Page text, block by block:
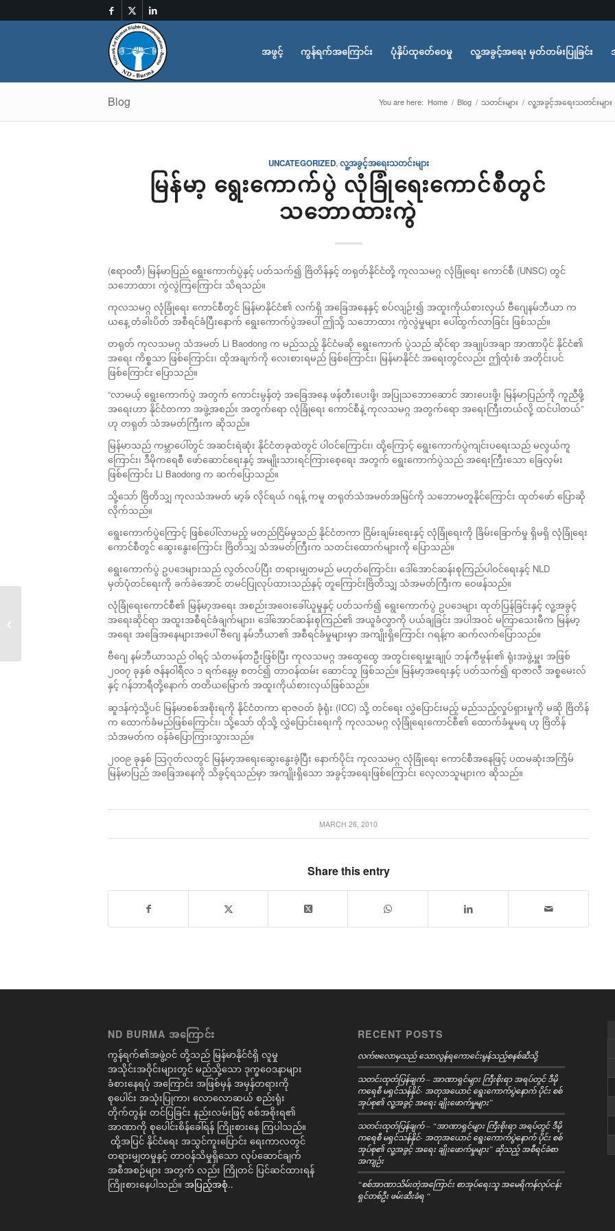
အဖွင့် ကွန်ရက်အကြောင်း ပုံနှိပ်ထုတ်ေဝေမှု လူ့အခွင့်အရေး မှတ်တမ်းပြုခြင်း
Blog You are here: Home / Blog / သတင်းများ / လူ့အခွင့်အရေးသတင်းများ
UNCATEGORIZED,လူ့အခွင့်အရေးသတင်းများ
မြန်မာ့ ရွေးကောက်ပွဲ လုံခြုံရေးကောင်စီတွင်
သဘောထားကွဲ
(ဧရာ၀တီ) မြန်မာပြည် ရွေးကောက်ပွဲနှင့် ပတ်သက်၍ ဗြိတိန်နှင့် တရုတ်နိုင်ငံတို့ ကုလသမဂ္ဂ လုံခြုံရေး ကောင်စီ (UNSC) တွင်
သဘောထား ကွဲလွဲကြကြောင်း သိရသည်။
ကုလသမဂ္ဂ လုံခြုံရေး ကောင်စီတွင် မြန်မာနိုင်ငံ၏ လက်ရှိ အခြေအနေနှင့် စပ်လျဉ်း၍ အထူးကိုယ်စားလှယ် ဗီဂျေနမ်ဘီယာ က
ယနေ့ တံခါးပိတ် အစီရင်ခံပြီးနောက် ရွေးကောက်ပွဲအပေါ် ဤသို့ သဘောထား ကွဲလွဲမှုများ ပေါ်ထွက်လာခြင်း ဖြစ်သည်။
တရုတ် ကုလသမဂ္ဂ သံအမတ် Li Baodong က မည်သည့် နိုင်ငံမဆို ရွေးကောက် ပွဲသည် ဆိုင်ရာ အချုပ်အချာ အာဏာပိုင် နိုင်ငံ၏
အရေး ကိစ္စသာ ဖြစ်ကြောင်း၊ ထိုအချက်ကို လေးစားရမည် ဖြစ်ကြောင်း၊ မြန်မာနိုင်ငံ အရေးတွင်လည်း ဤထုံးစံ အတိုင်းပင်
ဖြစ်ကြောင်း ပြောသည်။
“လာမယ့် ရွေးကောက်ပွဲ အတွက် ကောင်းမွန်တဲ့ အခြေအနေ ဖန်တီးပေးဖို့၊ အပြုသဘောဆောင် အားပေးဖို့၊ မြန်မာပြည်ကို ကူညီဖို့
အရေးဟာ နိုင်ငံတကာ အဖွဲ့အစည်း အတွက်ရော လုံခြုံရေး ကောင်စီနဲ့ ကုလသမဂ္ဂ အတွက်ရော အရေးကြီးတယ်လို့ ထင်ပါတယ်”
ဟု တရုတ် သံအမတ်ကြီးက ဆိုသည်။
မြန်မာသည် ကမ္ဘာပေါ်တွင် အဆင်းရဲဆုံး နိုင်ငံတခုထဲတွင် ပါဝင်ကြောင်း၊ ထို့ကြောင့် ရွေးကောက်ပွဲကျင်းပရေးသည် မလွယ်ကူ
ကြောင်း၊ ဒီမိုကရေစီ ဖော်ဆောင်ရေးနှင့် အမျိုးသားရင်ကြားစေ့ရေး အတွက် ရွေးကောက်ပွဲသည် အရေးကြီးသော ခြေလှမ်း
ဖြစ်ကြောင်း Li Baodong က ဆက်ပြောသည်။
သို့သော် ဗြိတိသျှ ကုလသံအမတ် မာ့ခ် လိုင်ရယ် ဂရန့် ကမူ တရုတ်သံအမတ်အမြင်ကို သဘောမတူနိုင်ကြောင်း ထုတ်ဖော် ပြောဆို
လိုက်သည်။
ရွေးကောက်ပွဲကြောင့် ဖြစ်ပေါ်လာမည့် မတည်ငြိမ်မှုသည် နိုင်ငံတကာ ငြိမ်းချမ်းရေးနှင့် လုံခြုံရေးကို ခြိမ်းခြောက်မှု ရှိမရှိ လုံခြုံရေး
ကောင်စီတွင် ဆွေးနွေးကြောင်း ဗြိတိသျှ သံအမတ်ကြီးက သတင်းထောက်များကို ပြောသည်။
ရွေးကောက်ပွဲ ဥပဒေများသည် လွတ်လပ်ပြီး တရားမျှတမည် မဟုတ်ကြောင်း၊ ဒေါ်အောင်ဆန်းစုကြည်ပါဝင်ရေးနှင့် NLD
မှတ်ပုံတင်ရေးကို ခက်ခဲအောင် တမင်ပြုလုပ်ထားသည်နှင့် တူကြောင်းဗြိတိသျှ သံအမတ်ကြီးက ဝေဖန်သည်။
လုံခြုံရေးကောင်စီ၏ မြန်မာ့အရေး အစည်းအဝေးခေါ်ယူမှုနှင့် ပတ်သက်၍ ရွေးကောက်ပွဲ ဥပဒေများ ထုတ်ပြန်ခြင်းနှင့် လူ့အခွင့်
အရေးဆိုင်ရာ အထူးအစီရင်ခံချက်များ၊ ဒေါ်အောင်ဆန်းစုကြည်၏ အယူခံလွှာကို ပယ်ချခြင်း အပါအဝင် မကြာသေးမီက မြန်မာ့
အရေး အခြေအနေများအပေါ် ဗီဂျေ နမ်ဘီယာ၏ အစီရင်ခံမှုများမှာ အကျိုးရှိကြောင်း ဂရန့်က ဆက်လက်ပြောသည်။
ဗီဂျေ နမ်ဘီယာသည် ဝါရင့် သံတမန်တဦးဖြစ်ပြီး ကုလသမဂ္ဂ အထွေထွေ အတွင်းရေးမှူးချုပ် ဘန်ကီမွန်း၏ ရုံးအဖွဲ့မှူး အဖြစ်
၂၀၀၇ ခုနှစ် ဇန်နဝါရီလ ၁ ရက်နေ့မှ စတင်၍ တာဝန်ထမ်း ဆောင်သူ ဖြစ်သည်။ မြန်မာ့အရေးနှင့် ပတ်သက်၍ ရာဇာလီ အစ္စမေးလ်
နှင့် ဂန်ဘာရီတို့နောက် တတိယမြောက် အထူးကိုယ်စားလှယ်ဖြစ်သည်။
ဆူဒန်ကဲ့သို့ပင် မြန်မာစစ်အစိုးရကို နိုင်ငံတကာ ရာဇဝတ် ခုံရုံး (ICC) သို့ တင်ရေး လွှဲပြောင်းမည့် မည်သည့်လှုပ်ရှားမှုကို မဆို ဗြိတိန်
က ထောက်ခံမည်ဖြစ်ကြောင်း၊ သို့သော် ထိုသို့ လွှဲပြောင်းရေးကို ကုလသမဂ္ဂ လုံခြုံရေးကောင်စီ၏ ထောက်ခံမှုမရ ဟု ဗြိတိန်
သံအမတ်က ဝန်ခံပြောကြားသွားသည်။
၂၀၀၉ ခုနှစ် သြဂုတ်လတွင် မြန်မာ့အရေးဆွေးနွေးခဲ့ပြီး နောက်ပိုင်း ကုလသမဂ္ဂ လုံခြုံရေး ကောင်စီအနေဖြင့် ပထမဆုံးအကြိမ်
မြန်မာပြည် အခြေအနေကို သိခွင့်ရသည်မှာ အကျိုးရှိသော အခွင့်အရေးဖြစ်ကြောင်း လေ့လာသူများက ဆိုသည်။
MARCH 26, 2010
Share this entry
ND BURMA အကြောင်း
ကွန်ရက်၏အဖွဲ့ဝင် တို့သည် မြန်မာနိုင်ငံရှိ လူမှု
အသိုင်းအဝိုင်းများတွင် မည်သို့သော ဒုက္ခဝေဒနာများ
ခံစားနေရပုံ အကြောင်း အဖြစ်မှန် အမှန်တရားကို
စုပေါင်း အသုံးပြုကာ၊ လောလောဆယ် စည်းရုံး
တိုက်တွန်း တင်ပြခြင်း နည်းလမ်းဖြင့် စစ်အစိုးရ၏
အာဏာကို စုပေါင်းစိန်ခေါ်ရန် ကြိုးစားနေ ကြပါသည်။
ထို့အပြင် နိုင်ငံရေး အသွင်ကူးပြောင်း ရေးကာလတွင်
တရားမျှတမှုနှင့် တာဝန်သိမှုရှိသော လုပ်ဆောင်ချက်
အစီအစဉ်များ အတွက် လည်း ကြိုတင် ပြင်ဆင်ထားရန်
ကြိုးစားနေပါသည်။ အပြည့်အစုံ..
RECENT POSTS
လက်ဗလောမှသည် သောလွန်ရကောင်ေးမွန်သည့်စနစ်ဆီသို့
သတင်းထုတ်ပြန်ချက် – အာဏာရှင်များ ကြီးစိုးရာ အရပ်တွင် ဒီမို
ကရေစီ မရှင်သန်နိုင်- အတုအယောင် ရွေးကောက်ပွဲနောက် ပိုင်း စစ်
အုပ်စု၏ လူ့အခွင့် အရေး ချိုးဖောက်မှုများ”
သတင်းထုတ်ပြန်ချက် – “အာဏာရှင်များ ကြီးစိုးရာ အရပ်တွင် ဒီမို
ကရေစီ မရှင်သန်နိုင်- အတုအယောင် ရွေးကောက်ပွဲနောက် ပိုင်း စစ်
အုပ်စု၏ လူ့အခွင့် အရေး ချိုးဖောက်မှုများ” ဆိုသည့် အစီရင်ခံစာ
အကျဉ်း
“စစ်အာဏာသိမ်းတဲ့အကြောင်း စာအုပ်ရေးသူ အမေရိကန်လုပ်ငန်း
ရှင်တစ်ဦး ဖမ်းဆီးခံရ “
ဒဏ်ခတ်ပိတ်ဆို့ရေး တိုးမြှင့်ရန်...